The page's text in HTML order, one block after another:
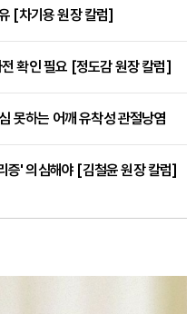
[차기용 원장 칼럼]
확인 필요 [정도감 원장 칼럼]
하는 어깨 유착성 관절낭염
증' 의심해야 [김철윤 원장 칼럼]